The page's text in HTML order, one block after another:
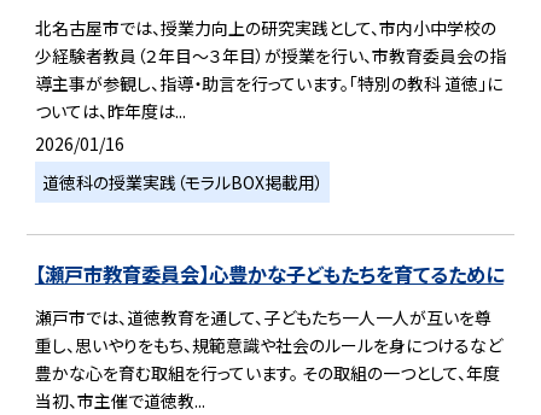
北名古屋市では、授業力向上の研究実践として、市内小中学校の
少経験者教員（２年目～３年目）が授業を行い、市教育委員会の指
導主事が参観し、指導・助言を行っています。「特別の教科 道徳」に
ついては、昨年度は...
2026/01/16
道徳科の授業実践（モラルBOX掲載用）
【瀬戸市教育委員会】心豊かな子どもたちを育てるために
瀬戸市では、道徳教育を通して、子どもたち一人一人が互いを尊
重し、思いやりをもち、規範意識や社会のルールを身につけるなど
豊かな心を育む取組を行っています。 その取組の一つとして、年度
当初、市主催で道徳教...